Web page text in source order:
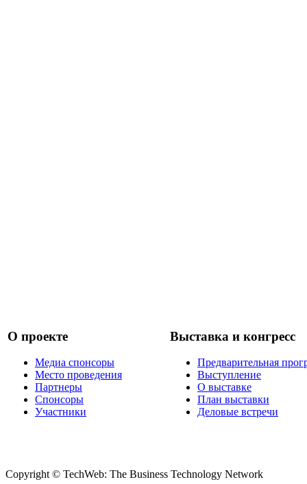
О проекте
Медиа спонсоры
Место проведения
Партнеры
Спонсоры
Участники
Выставка и конгресс
Предварительная
Выступление
О выставке
План выставки
Деловые встречи
Copyright © TechWeb: The Business Technology Network